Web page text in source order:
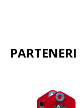
PARTENERI